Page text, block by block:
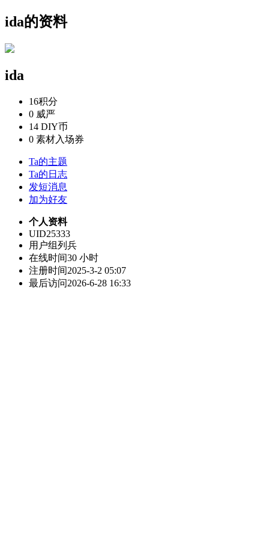
ida的资料
ida
16积分
0 威严
14 DIY币
0 素材入场券
Ta的主题
Ta的日志
发短消息
加为好友
个人资料
UID25333
用户组列兵
在线时间30 小时
注册时间2025-3-2 05:07
最后访问2026-6-28 16:33